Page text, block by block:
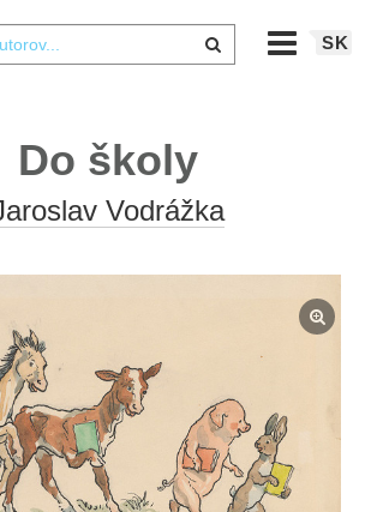
SK
Do školy
Vodrážka